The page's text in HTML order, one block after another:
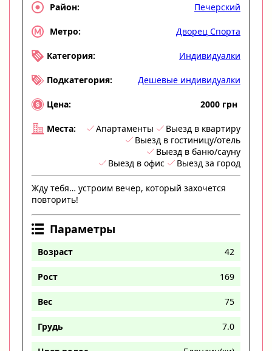
Район: Печерский
Метро: Дворец Спорта
Категория: Индивидуалки
Подкатегория: Дешевые индивидуалки
Цена: 2000 грн
Места: Апартаменты
Выезд в квартиру
Выезд в гостиницу/отель
Выезд в баню/сауну
Выезд в офис
Выезд за город
Жду тебя… устроим вечер, который захочется
повторить!
Параметры
Возраст 42
Рост 169
Вес 75
Грудь 7.0